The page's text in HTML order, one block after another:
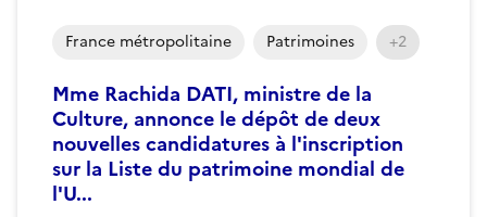
Mme Rachida DATI, ministre de la
Culture, annonce le dépôt de deux
nouvelles candidatures à l'inscription
sur la Liste du patrimoine mondial de
l'U...
France métropolitaine Patrimoines +2